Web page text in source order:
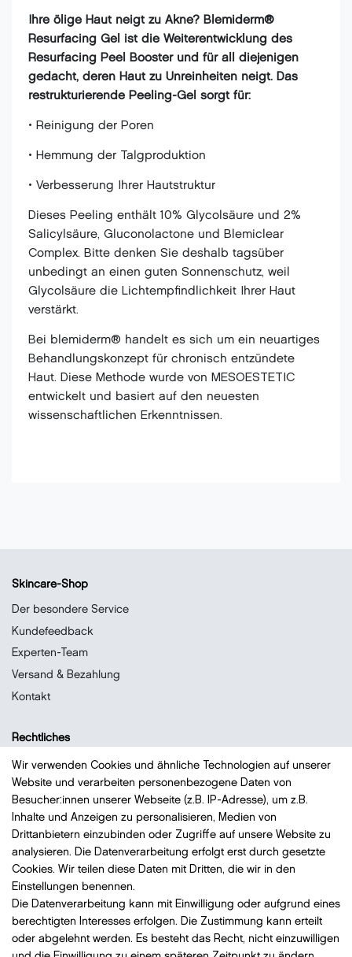
Ihre ölige Haut neigt zu Akne? Blemiderm®
Resurfacing Gel ist die Weiterentwicklung des
Resurfacing Peel Booster und für all diejenigen
gedacht, deren Haut zu Unreinheiten neigt. Das
restrukturierende Peeling-Gel sorgt für:
• Reinigung der Poren
• Hemmung der Talgproduktion
• Verbesserung Ihrer Hautstruktur
Dieses Peeling enthält 10% Glycolsäure und 2%
Salicylsäure, Gluconolactone und Blemiclear
Complex. Bitte denken Sie deshalb tagsüber
unbedingt an einen guten Sonnenschutz, weil
Glycolsäure die Lichtempfindlichkeit Ihrer Haut
verstärkt.
Bei blemiderm® handelt es sich um ein neuartiges
Behandlungskonzept für chronisch entzündete
Haut. Diese Methode wurde von MESOESTETIC
entwickelt und basiert auf den neuesten
wissenschaftlichen Erkenntnissen.
Skincare-Shop
Der besondere Service
Kundefeedback
Experten-Team
Versand & Bezahlung
Kontakt
Rechtliches
Datenschutz
Impressum
Widerrufsrecht
AGB
Vertrag widerrufen
Bezahlung mit VISA, MasterCard, Vorauskasse, PayPal
Wir verwenden Cookies und ähnliche Technologien auf unserer
Website und verarbeiten personenbezogene Daten von
Besucher:innen unserer Webseite (z.B. IP-Adresse), um z.B.
Inhalte und Anzeigen zu personalisieren, Medien von
Drittanbietern einzubinden oder Zugriffe auf unsere Website zu
analysieren. Die Datenverarbeitung erfolgt erst durch gesetzte
Cookies. Wir teilen diese Daten mit Dritten, die wir in den
Einstellungen benennen.
Die Datenverarbeitung kann mit Einwilligung oder aufgrund eines
berechtigten Interesses erfolgen. Die Zustimmung kann erteilt
oder abgelehnt werden. Es besteht das Recht, nicht einzuwilligen